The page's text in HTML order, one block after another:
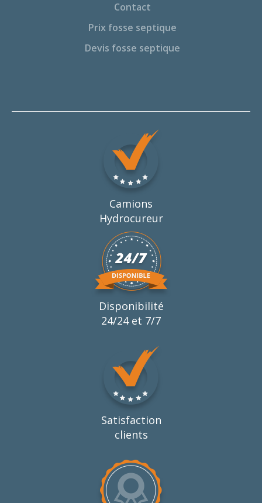
Contact
Prix fosse septique
Devis fosse septique
Camions
Hydrocureur
Disponibilité
24/24 et 7/7
Satisfaction
clients